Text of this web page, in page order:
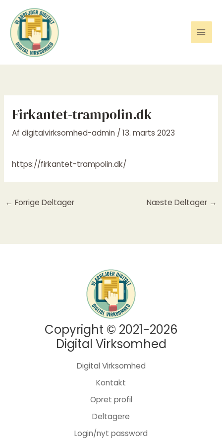
indholdet
Firkantet-trampolin.dk
Af digitalvirksomhed-admin / 13. marts 2023
https://firkantet-trampolin.dk/
← Forrige Deltager Næste Deltager →
Copyright © 2021-2026
Digital Virksomhed
Digital Virksomhed
Kontakt
Opret profil
Deltagere
Login/nyt password